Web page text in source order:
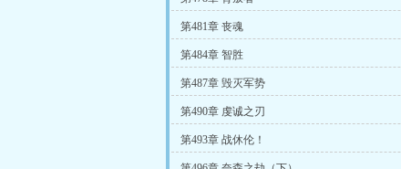
第481章 丧魂
第484章 智胜
第487章 毁灭军势
第490章 虔诚之刃
第493章 战休伦！